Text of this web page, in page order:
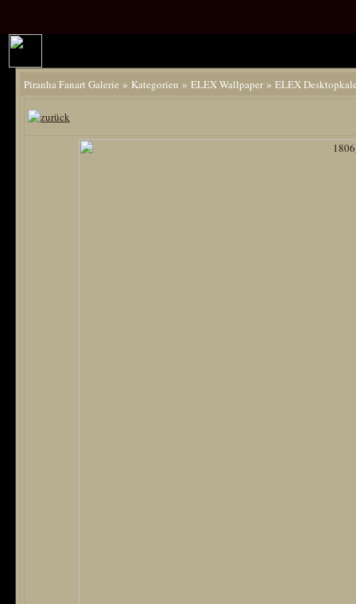
Piranha Fanart Galerie » Kategorien » ELEX Wallpaper» ELEX